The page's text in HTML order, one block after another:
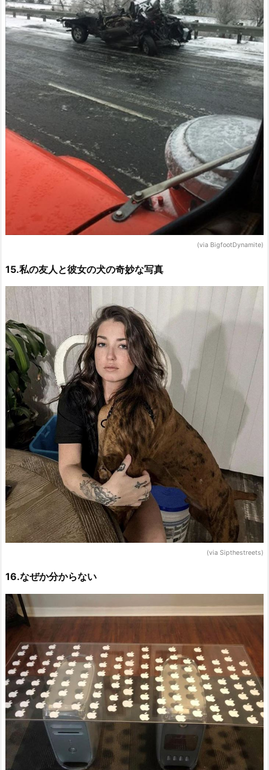
(via BigfootDynamite)
15.私の友人と彼女の犬の奇妙な写真
(via Sipthestreets)
16.なぜか分からない